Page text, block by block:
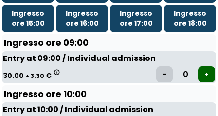
Ingresso
ore 15:00
Ingresso
ore 16:00
Ingresso
ore 17:00
Ingresso
ore 18:00
Ingresso ore 09:00
Entry at 09:00 / Individual admission
30.00 + 3.30 €
Ingresso ore 10:00
Entry at 10:00 / Individual admission